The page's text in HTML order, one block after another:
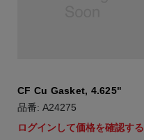
CF Cu Gasket, 4.625"
品番: A24275
ログインして価格を確認する